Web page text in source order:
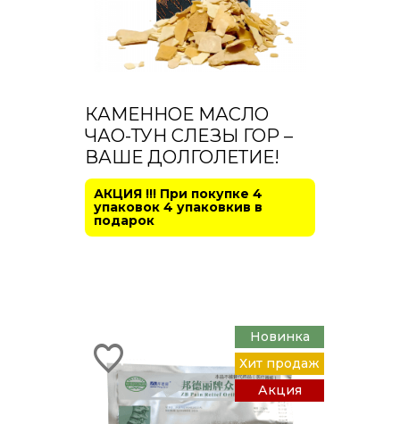
КАМЕННОЕ МАСЛО
ЧАО-ТУН СЛЕЗЫ ГОР –
ВАШЕ ДОЛГОЛЕТИЕ!
АКЦИЯ !!! При покупке 4
упаковок 4 упаковкив в
подарок
Новинка
Хит продаж
Акция